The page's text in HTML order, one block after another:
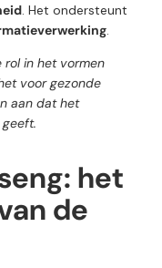
. Het ondersteunt
.
rol in het vormen
voor gezonde
aan dat het
het
de